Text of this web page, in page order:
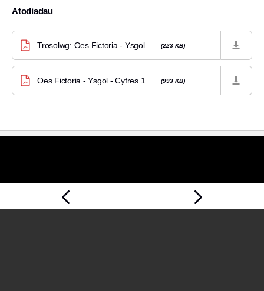
Tudalen
Tudalen
Atodiadau
Trosolwg: Oes Fictoria - Ysgol - Cyfres 1 - Rhaglen 8 (223 KB)
Oes Fictoria - Ysgol - Cyfres 1 - Rhaglen 8 (993 KB)